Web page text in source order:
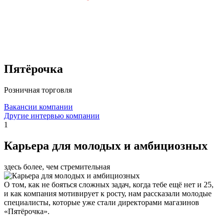
Пятёрочка
Розничная торговля
Вакансии компании
Другие интервью компании
1
Карьера для молодых и амбициозных
здесь более, чем стремительная
О том, как не бояться сложных задач, когда тебе ещё нет и 25,
и как компания мотивирует к росту, нам рассказали молодые
специалисты, которые уже стали директорами магазинов
«Пятёрочка».